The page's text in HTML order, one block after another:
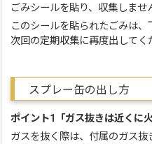
ごみシールを貼り、収集しませ
このシールを貼られたごみは
次回の定期収集に再度出してく
スプレー缶の出し方
ポイント1「ガス抜きは近くに
ガスを抜く際は、付属のガス